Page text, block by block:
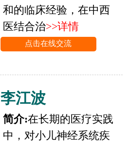
和的临床经验，在中西
医结合治>>详情
点击在线交流
李江波
简介:在长期的医疗实践
中，对小儿神经系统疾